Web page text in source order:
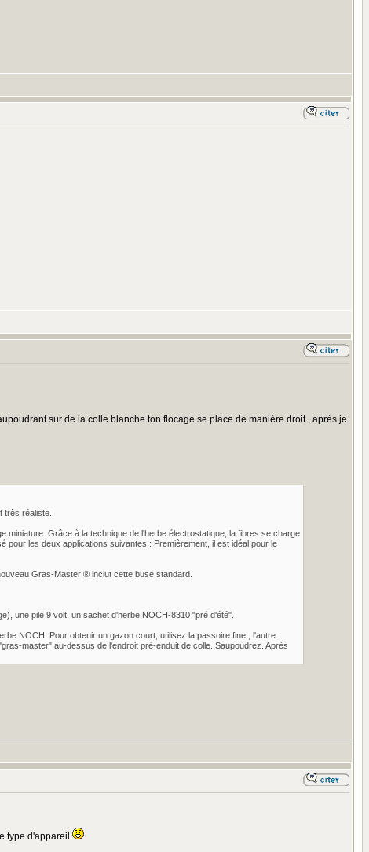
sur de la colle blanche ton flocage se place de manière droit , après je
très réaliste.
Grâce à la technique de l'herbe électrostatique, la fibres se charge
les deux applications suivantes : Premièrement, il est idéal pour le
Gras-Master ® inclut cette buse standard.
une pile 9 volt, un sachet d'herbe NOCH-8310 "pré d'été".
NOCH. Pour obtenir un gazon court, utilisez la passoire fine ; l'autre
master" au-dessus de l'endroit pré-enduit de colle. Saupoudrez. Après
type d'appareil